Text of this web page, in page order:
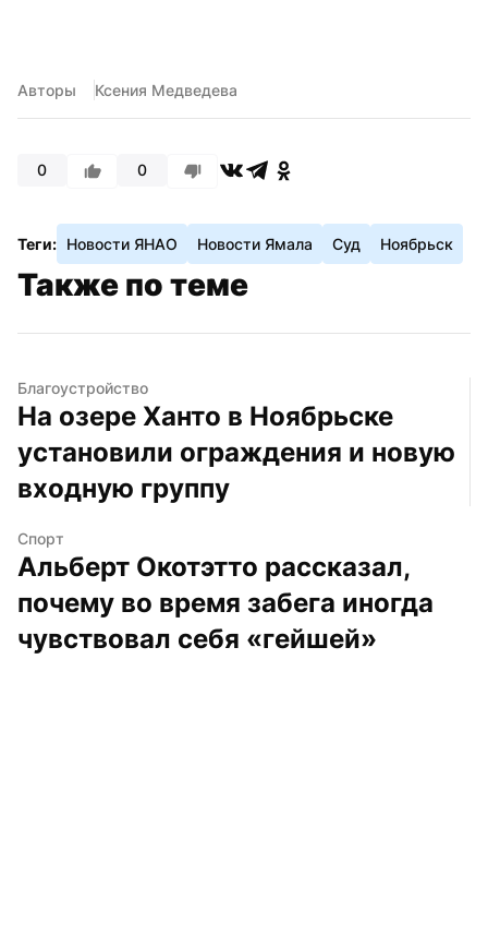
Авторы Ксения Медведева
0 0
Теги: Новости ЯНАО Новости Ямала Суд Ноябрьск
Также по теме
Благоустройство
На озере Ханто в Ноябрьске
установили ограждения и новую
входную группу
Спорт
Альберт Окотэтто рассказал,
почему во время забега иногда
чувствовал себя «гейшей»